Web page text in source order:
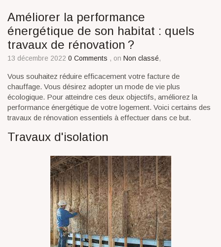
Améliorer la performance
énergétique de son habitat : quels
travaux de rénovation ?
13 décembre 2022 0 Comments , on Non classé,
Vous souhaitez réduire efficacement votre facture de
chauffage. Vous désirez adopter un mode de vie plus
écologique. Pour atteindre ces deux objectifs, améliorez la
performance énergétique de votre logement. Voici certains des
travaux de rénovation essentiels à effectuer dans ce but.
Travaux d'isolation